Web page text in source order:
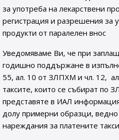
за употреба на лекарствени
регистрация и разрешения за
продукти от паралелен внос
Уведомяваме Ви, че при
годишно поддържане в
55, ал. 10 от ЗЛПХМ и чл. 12,
таксите, които се събират по
представяте в ИАЛ
долу примерни образци,
нареждания за платените